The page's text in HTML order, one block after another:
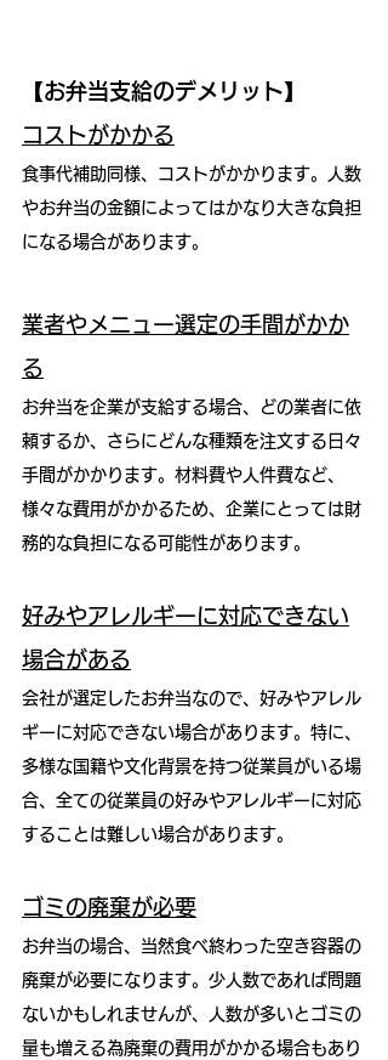
【お弁当支給のデメリット】
コストがかかる
食事代補助同様、コストがかかります。人数
やお弁当の金額によってはかなり大きな負担
になる場合があります。
業者やメニュー選定の手間がかか
る
お弁当を企業が支給する場合、どの業者に依
頼するか、さらにどんな種類を注文する日々
手間がかかります。材料費や人件費など、
様々な費用がかかるため、企業にとっては財
務的な負担になる可能性があります。
好みやアレルギーに対応できない
場合がある
会社が選定したお弁当なので、好みやアレル
ギーに対応できない場合があります。特に、
多様な国籍や文化背景を持つ従業員がいる場
合、全ての従業員の好みやアレルギーに対応
することは難しい場合があります。
ゴミの廃棄が必要
お弁当の場合、当然食べ終わった空き容器の
廃棄が必要になります。少人数であれば問題
ないかもしれませんが、人数が多いとゴミの
量も増える為廃棄の費用がかかる場合もあり